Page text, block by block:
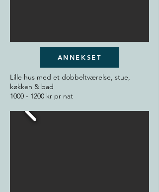
ANNEKSET
Lille hus med et dobbeltværelse, stue,
køkken & bad
1000 - 1200 kr pr nat